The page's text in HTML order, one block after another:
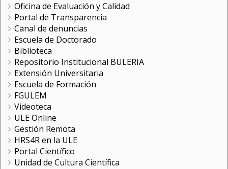
Oficina de Evaluación y Calidad
Portal de Transparencia
Canal de denuncias
Escuela de Doctorado
Biblioteca
Repositorio Institucional BULERIA
Extensión Universitaria
Escuela de Formación
FGULEM
Videoteca
ULE Online
Gestión Remota
HRS4R en la ULE
Portal Científico
Unidad de Cultura Científica